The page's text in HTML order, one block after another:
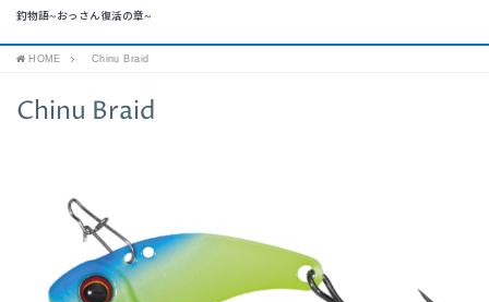
釣物語~おっさん復活の章~
HOME Chinu Braid
Chinu Braid